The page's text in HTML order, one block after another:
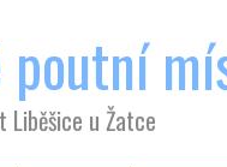
u Žatce